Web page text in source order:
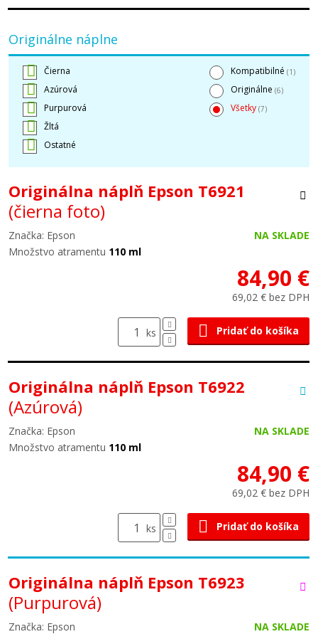
Originálne náplne
Čierna
Azúrová
Purpurová
Žltá
Ostatné
Kompatibilné (1)
Originálne (6)
Všetky (7)
Originálna náplň Epson T6921
(čierna foto)
Značka: Epson
NA SKLADE
Množstvo atramentu 110 ml
84,90 €
69,02 € bez DPH
ks Pridať do košíka
Originálna náplň Epson T6922
(Azúrová)
Značka: Epson
NA SKLADE
Množstvo atramentu 110 ml
84,90 €
69,02 € bez DPH
ks Pridať do košíka
Originálna náplň Epson T6923
(Purpurová)
Značka: Epson
NA SKLADE